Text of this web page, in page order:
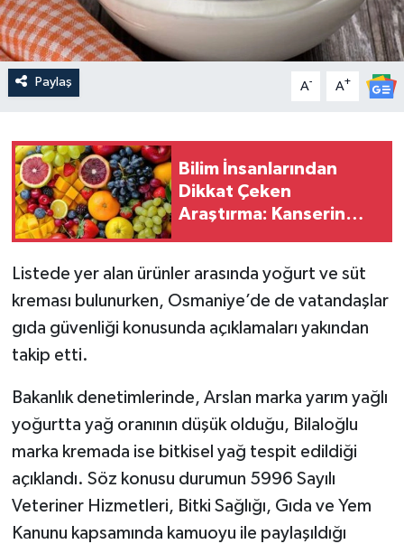
Paylaş A- A+
Bilim İnsanlarından
Dikkat Çeken
Araştırma: Kanserin
Listede yer alan ürünler arasında yoğurt ve süt
kreması bulunurken, Osmaniye’de de vatandaşlar
gıda güvenliği konusunda açıklamaları yakından
takip etti.
Bakanlık denetimlerinde, Arslan marka yarım yağlı
yoğurtta yağ oranının düşük olduğu, Bilaloğlu
marka kremada ise bitkisel yağ tespit edildiği
açıklandı. Söz konusu durumun 5996 Sayılı
Veteriner Hizmetleri, Bitki Sağlığı, Gıda ve Yem
Kanunu kapsamında kamuoyu ile paylaşıldığı